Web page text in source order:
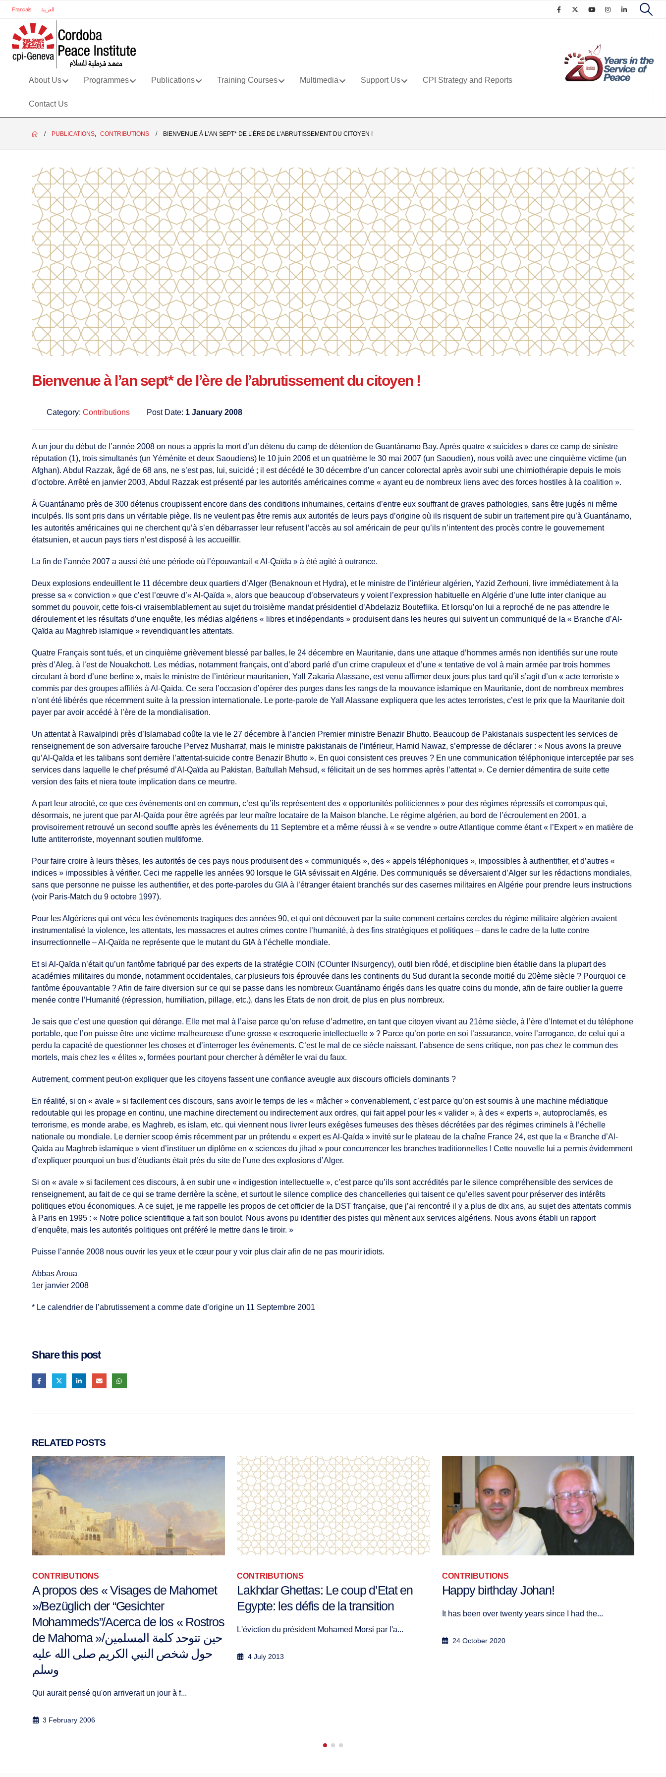
Francais العربية
About Us Programmes Publications Training Courses Multimedia Support Us CPI Strategy and Reports
Contact Us
PUBLICATIONS CONTRIBUTIONS BIENVENUE À L’AN SEPT* DE L’ÈRE DE L’ABRUTISSEMENT DU CITOYEN !
Bienvenue à l’an sept* de l’ère de l’abrutissement du citoyen !
Category: Contributions Post Date: 1 January 2008
A un jour du début de l’année 2008 on nous a appris la mort d’un détenu du camp de détention de Guantánamo Bay. Après quatre « suicides » dans ce camp de sinistre
réputation (1), trois simultanés (un Yéménite et deux Saoudiens) le 10 juin 2006 et un quatrième le 30 mai 2007 (un Saoudien), nous voilà avec une cinquième victime (un
Afghan). Abdul Razzak, âgé de 68 ans, ne s’est pas, lui, suicidé ; il est décédé le 30 décembre d’un cancer colorectal après avoir subi une chimiothérapie depuis le mois
d’octobre. Arrêté en janvier 2003, Abdul Razzak est présenté par les autorités américaines comme « ayant eu de nombreux liens avec des forces hostiles à la coalition ».
À Guantánamo près de 300 détenus croupissent encore dans des conditions inhumaines, certains d’entre eux souffrant de graves pathologies, sans être jugés ni même
inculpés. Ils sont pris dans un véritable piège. Ils ne veulent pas être remis aux autorités de leurs pays d’origine où ils risquent de subir un traitement pire qu’à Guantánamo,
les autorités américaines qui ne cherchent qu’à s’en débarrasser leur refusent l’accès au sol américain de peur qu’ils n’intentent des procès contre le gouvernement
étatsunien, et aucun pays tiers n’est disposé à les accueillir.
La fin de l’année 2007 a aussi été une période où l’épouvantail « Al-Qaïda » à été agité à outrance.
Deux explosions endeuillent le 11 décembre deux quartiers d’Alger (Benaknoun et Hydra), et le ministre de l’intérieur algérien, Yazid Zerhouni, livre immédiatement à la
presse sa « conviction » que c’est l’œuvre d’« Al-Qaïda », alors que beaucoup d’observateurs y voient l’expression habituelle en Algérie d’une lutte inter clanique au
sommet du pouvoir, cette fois-ci vraisemblablement au sujet du troisième mandat présidentiel d’Abdelaziz Bouteflika. Et lorsqu’on lui a reproché de ne pas attendre le
déroulement et les résultats d’une enquête, les médias algériens « libres et indépendants » produisent dans les heures qui suivent un communiqué de la « Branche d’Al-
Qaïda au Maghreb islamique » revendiquant les attentats.
Quatre Français sont tués, et un cinquième grièvement blessé par balles, le 24 décembre en Mauritanie, dans une attaque d’hommes armés non identifiés sur une route
près d’Aleg, à l’est de Nouakchott. Les médias, notamment français, ont d’abord parlé d’un crime crapuleux et d’une « tentative de vol à main armée par trois hommes
circulant à bord d’une berline », mais le ministre de l’intérieur mauritanien, Yall Zakaria Alassane, est venu affirmer deux jours plus tard qu’il s’agit d’un « acte terroriste »
commis par des groupes affiliés à Al-Qaïda. Ce sera l’occasion d’opérer des purges dans les rangs de la mouvance islamique en Mauritanie, dont de nombreux membres
n’ont été libérés que récemment suite à la pression internationale. Le porte-parole de Yall Alassane expliquera que les actes terroristes, c’est le prix que la Mauritanie doit
payer par avoir accédé à l’ère de la mondialisation.
Un attentat à Rawalpindi près d’Islamabad coûte la vie le 27 décembre à l’ancien Premier ministre Benazir Bhutto. Beaucoup de Pakistanais suspectent les services de
renseignement de son adversaire farouche Pervez Musharraf, mais le ministre pakistanais de l’intérieur, Hamid Nawaz, s’empresse de déclarer : « Nous avons la preuve
qu’Al-Qaïda et les talibans sont derrière l’attentat-suicide contre Benazir Bhutto ». En quoi consistent ces preuves ? En une communication téléphonique interceptée par ses
services dans laquelle le chef présumé d’Al-Qaïda au Pakistan, Baïtullah Mehsud, « félicitait un de ses hommes après l’attentat ». Ce dernier démentira de suite cette
version des faits et niera toute implication dans ce meurtre.
A part leur atrocité, ce que ces événements ont en commun, c’est qu’ils représentent des « opportunités politiciennes » pour des régimes répressifs et corrompus qui,
désormais, ne jurent que par Al-Qaïda pour être agréés par leur maître locataire de la Maison blanche. Le régime algérien, au bord de l’écroulement en 2001, a
provisoirement retrouvé un second souffle après les événements du 11 Septembre et a même réussi à « se vendre » outre Atlantique comme étant « l’Expert » en matière de
lutte antiterroriste, moyennant soutien multiforme.
Pour faire croire à leurs thèses, les autorités de ces pays nous produisent des « communiqués », des « appels téléphoniques », impossibles à authentifier, et d’autres «
indices » impossibles à vérifier. Ceci me rappelle les années 90 lorsque le GIA sévissait en Algérie. Des communiqués se déversaient d’Alger sur les rédactions mondiales,
sans que personne ne puisse les authentifier, et des porte-paroles du GIA à l’étranger étaient branchés sur des casernes militaires en Algérie pour prendre leurs instructions
(voir Paris-Match du 9 octobre 1997).
Pour les Algériens qui ont vécu les événements tragiques des années 90, et qui ont découvert par la suite comment certains cercles du régime militaire algérien avaient
instrumentalisé la violence, les attentats, les massacres et autres crimes contre l’humanité, à des fins stratégiques et politiques – dans le cadre de la lutte contre
insurrectionnelle – Al-Qaïda ne représente que le mutant du GIA à l’échelle mondiale.
Et si Al-Qaïda n’était qu’un fantôme fabriqué par des experts de la stratégie COIN (COunter INsurgency), outil bien rôdé, et discipline bien établie dans la plupart des
académies militaires du monde, notamment occidentales, car plusieurs fois éprouvée dans les continents du Sud durant la seconde moitié du 20ème siècle ? Pourquoi ce
fantôme épouvantable ? Afin de faire diversion sur ce qui se passe dans les nombreux Guantánamo érigés dans les quatre coins du monde, afin de faire oublier la guerre
menée contre l’Humanité (répression, humiliation, pillage, etc.), dans les Etats de non droit, de plus en plus nombreux.
Je sais que c’est une question qui dérange. Elle met mal à l’aise parce qu’on refuse d’admettre, en tant que citoyen vivant au 21ème siècle, à l’ère d’Internet et du téléphone
portable, que l’on puisse être une victime malheureuse d’une grosse « escroquerie intellectuelle » ? Parce qu’on porte en soi l’assurance, voire l’arrogance, de celui qui a
perdu la capacité de questionner les choses et d’interroger les événements. C’est le mal de ce siècle naissant, l’absence de sens critique, non pas chez le commun des
mortels, mais chez les « élites », formées pourtant pour chercher à démêler le vrai du faux.
Autrement, comment peut-on expliquer que les citoyens fassent une confiance aveugle aux discours officiels dominants ?
En réalité, si on « avale » si facilement ces discours, sans avoir le temps de les « mâcher » convenablement, c’est parce qu’on est soumis à une machine médiatique
redoutable qui les propage en continu, une machine directement ou indirectement aux ordres, qui fait appel pour les « valider », à des « experts », autoproclamés, es
terrorisme, es monde arabe, es Maghreb, es islam, etc. qui viennent nous livrer leurs exégèses fumeuses des thèses décrétées par des régimes criminels à l’échelle
nationale ou mondiale. Le dernier scoop émis récemment par un prétendu « expert es Al-Qaïda » invité sur le plateau de la chaîne France 24, est que la « Branche d’Al-
Qaïda au Maghreb islamique » vient d’instituer un diplôme en « sciences du jihad » pour concurrencer les branches traditionnelles ! Cette nouvelle lui a permis évidemment
d’expliquer pourquoi un bus d’étudiants était près du site de l’une des explosions d’Alger.
Si on « avale » si facilement ces discours, à en subir une « indigestion intellectuelle », c’est parce qu’ils sont accrédités par le silence compréhensible des services de
renseignement, au fait de ce qui se trame derrière la scène, et surtout le silence complice des chancelleries qui taisent ce qu’elles savent pour préserver des intérêts
politiques et/ou économiques. A ce sujet, je me rappelle les propos de cet officier de la DST française, que j’ai rencontré il y a plus de dix ans, au sujet des attentats commis
à Paris en 1995 : « Notre police scientifique a fait son boulot. Nous avons pu identifier des pistes qui mènent aux services algériens. Nous avons établi un rapport
d’enquête, mais les autorités politiques ont préféré le mettre dans le tiroir. »
Puisse l’année 2008 nous ouvrir les yeux et le cœur pour y voir plus clair afin de ne pas mourir idiots.
Abbas Aroua
1er janvier 2008
* Le calendrier de l’abrutissement a comme date d’origine un 11 Septembre 2001
Share this post
RELATED POSTS
CONTRIBUTIONS
A propos des « Visages de Mahomet
»/Bezüglich der “Gesichter
Mohammeds”/Acerca de los « Rostros
de Mahoma »/حين تتوحد كلمة المسلمين
حول شخص النبي الكريم صلى الله عليه
وسلم
Qui aurait pensé qu'on arriverait un jour à f...
3 February 2006
CONTRIBUTIONS
Lakhdar Ghettas: Le coup d’Etat en
Egypte: les défis de la transition
L'éviction du président Mohamed Morsi par l'a...
4 July 2013
CONTRIBUTIONS
Happy birthday Johan!
It has been over twenty years since I had the...
24 October 2020